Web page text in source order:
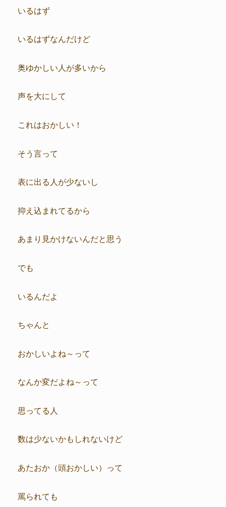
いるはず
いるはずなんだけど
奥ゆかしい人が多いから
声を大にして
これはおかしい！
そう言って
表に出る人が少ないし
抑え込まれてるから
あまり見かけないんだと思う
でも
いるんだよ
ちゃんと
おかしいよね～って
なんか変だよね～って
思ってる人
数は少ないかもしれないけど
あたおか（頭おかしい）って
罵られても